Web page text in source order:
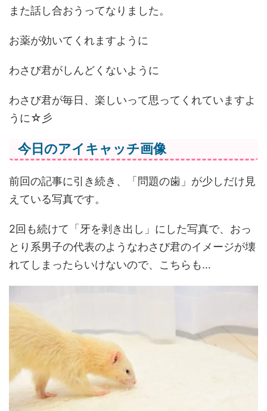
また話し合おうってなりました。
お薬が効いてくれますように
わさび君がしんどくないように
わさび君が毎日、楽しいって思ってくれていますよ
うに☆彡
今日のアイキャッチ画像
前回の記事に引き続き、「問題の歯」が少しだけ見
えている写真です。
2回も続けて「牙を剥き出し」にした写真で、おっ
とり系男子の代表のようなわさび君のイメージが壊
れてしまったらいけないので、こちらも…